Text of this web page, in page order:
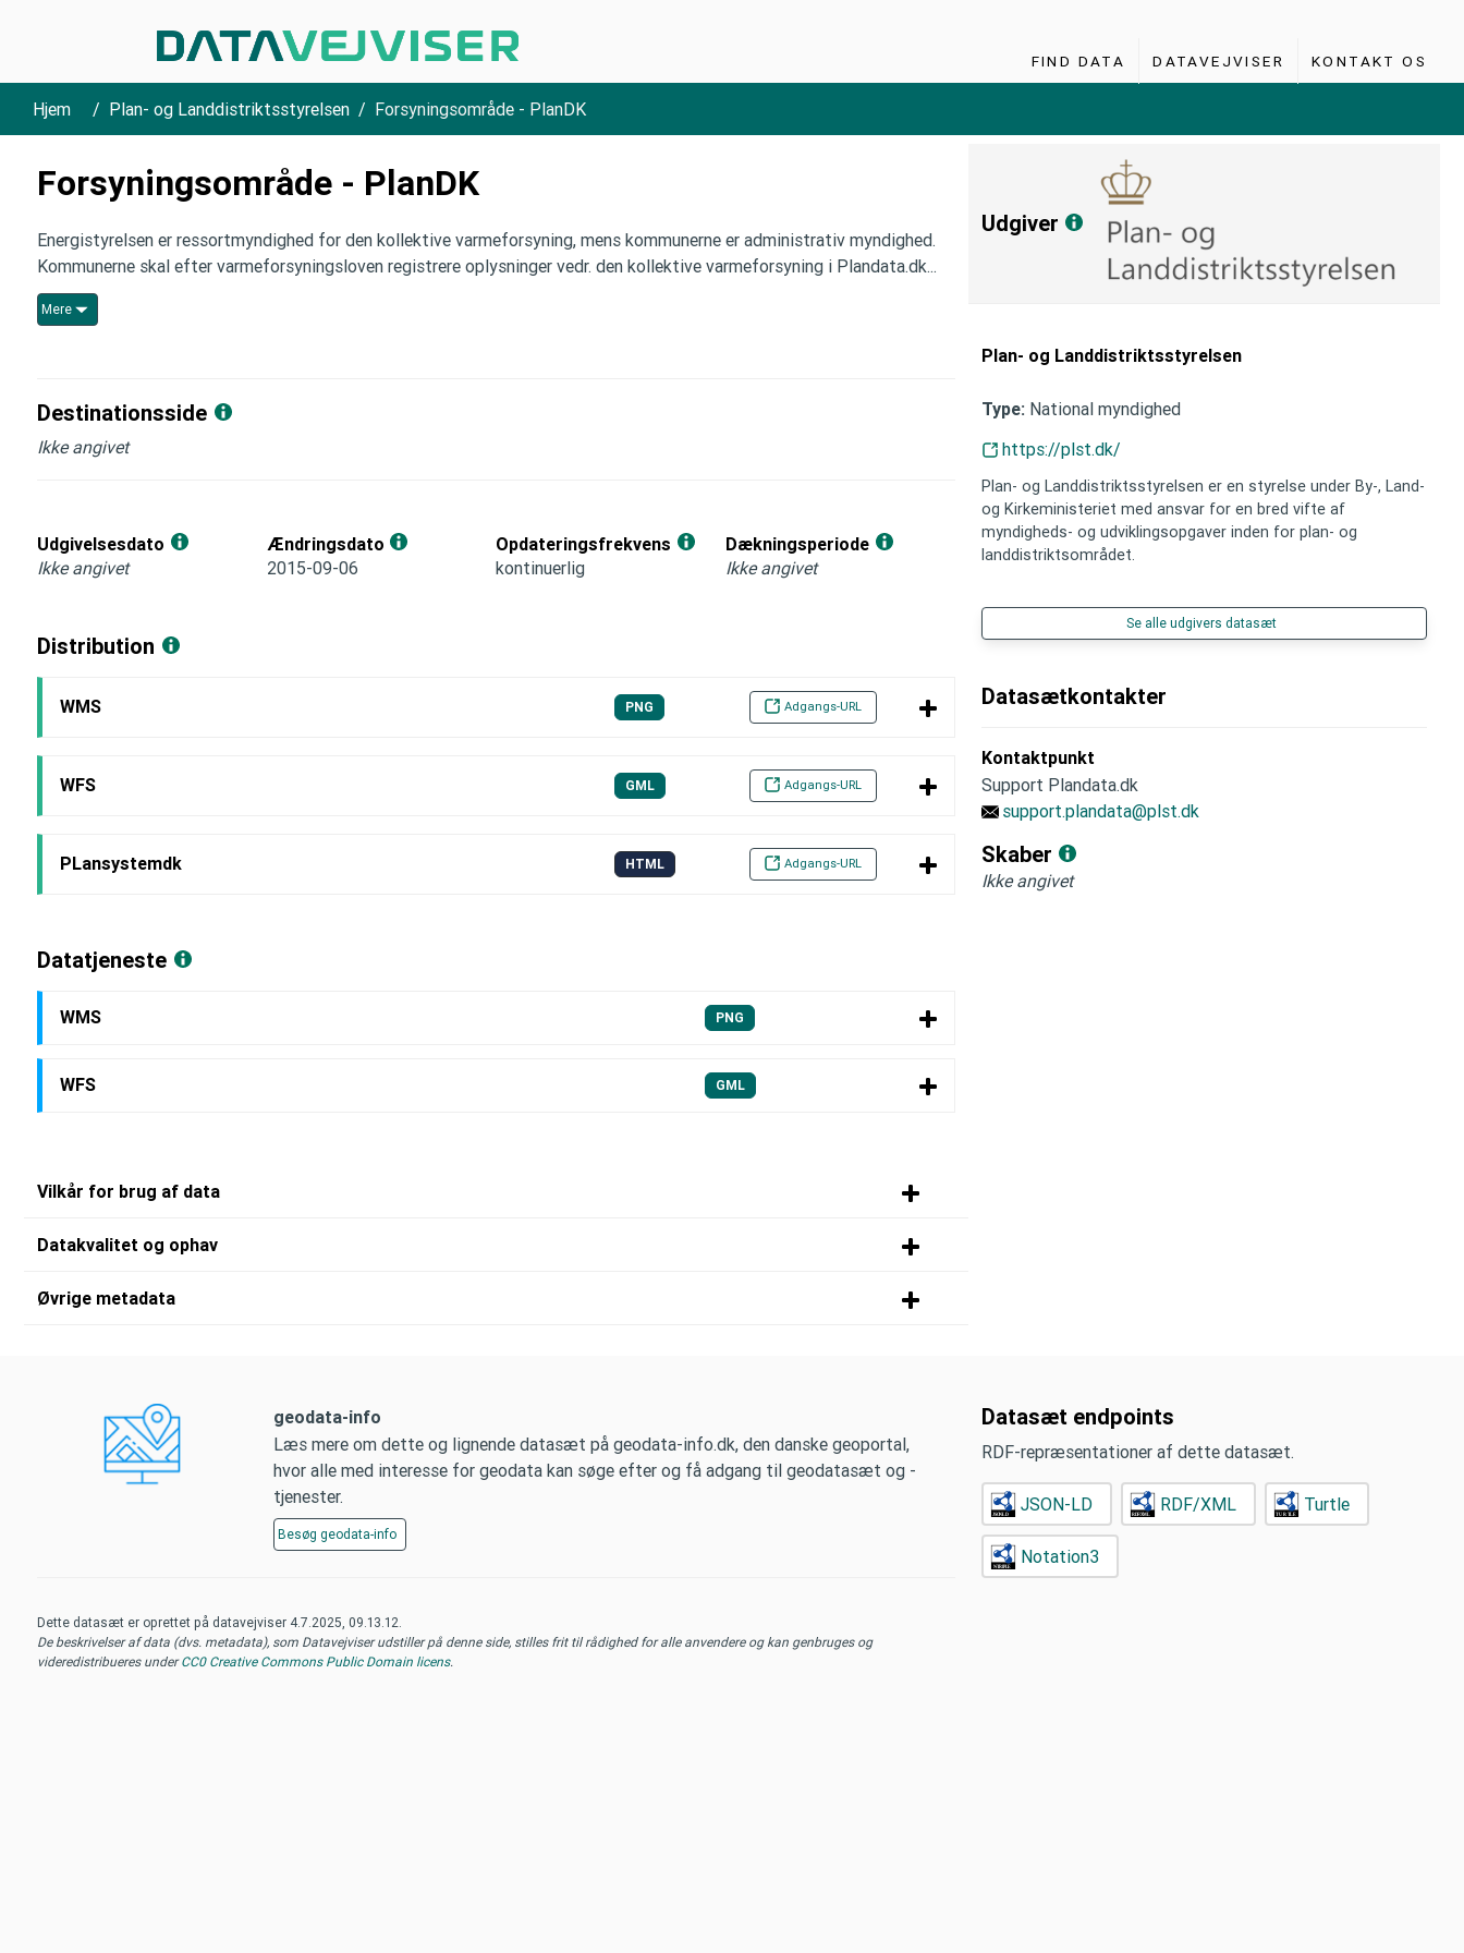
FIND DATA DATAVEJVISER KONTAKT OS
Hjem Plan- og Landdistriktsstyrelsen Forsyningsområde - PlanDK
Forsyningsområde - PlanDK
Energistyrelsen er ressortmyndighed for den kollektive varmeforsyning, mens kommunerne er administrativ myndighed.
Kommunerne skal efter varmeforsyningsloven registrere oplysninger vedr. den kollektive varmeforsyning i Plandata.dk...
Mere
Destinationsside
Ikke angivet
Udgivelsesdato
Ikke angivet
Ændringsdato
2015-09-06
Opdateringsfrekvens
kontinuerlig
Dækningsperiode
Ikke angivet
Distribution
WMS PNG Adgangs-URL
WFS GML Adgangs-URL
PLansystemdk HTML Adgangs-URL
Datatjeneste
WMS PNG
WFS GML
Vilkår for brug af data
Datakvalitet og ophav
Øvrige metadata
Udgiver
Plan- og Landdistriktsstyrelsen
Type: National myndighed
https://plst.dk/
Plan- og Landdistriktsstyrelsen er en styrelse under By-, Land-
og Kirkeministeriet med ansvar for en bred vifte af
myndigheds- og udviklingsopgaver inden for plan- og
landdistriktsområdet.
Se alle udgivers datasæt
Datasætkontakter
Kontaktpunkt
Support Plandata.dk
support.plandata@plst.dk
Skaber
Ikke angivet
geodata-info
Læs mere om dette og lignende datasæt på geodata-info.dk, den danske geoportal,
hvor alle med interesse for geodata kan søge efter og få adgang til geodatasæt og -
tjenester.
Besøg geodata-info
Dette datasæt er oprettet på datavejviser 4.7.2025, 09.13.12
De beskrivelser af data (dvs. metadata), som Datavejviser udstiller på denne side, stilles frit til rådighed for alle anvendere og kan genbruges og
videredistribueres underCC0 Creative Commons Public Domain licens.
Datasæt endpoints
RDF-repræsentationer af dette datasæt.
JSON-LD RDF/XML Turtle
Notation3